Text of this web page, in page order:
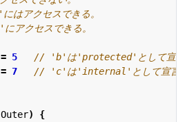
= 5
= 7
Outer)
{